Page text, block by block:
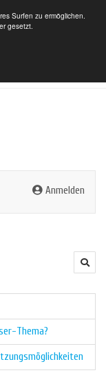
Surfen zu ermöglichen.
gesetzt.
Anmelden
Thema?